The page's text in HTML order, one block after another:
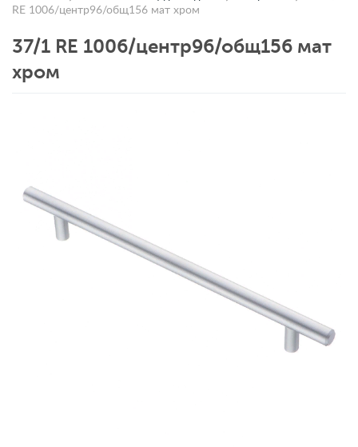
RE 1006/центр96/общ156 мат хром
37/1 RE 1006/центр96/общ156 мат
хром